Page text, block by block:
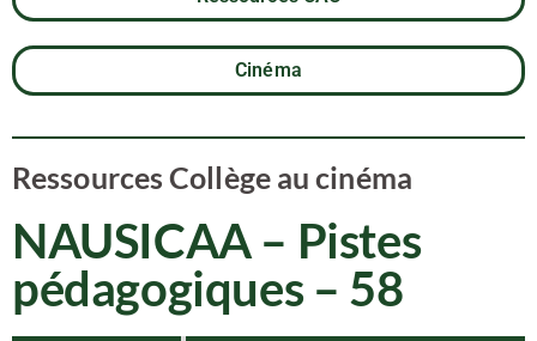
Cinéma
Ressources Collège au cinéma
NAUSICAA – Pistes
pédagogiques – 58